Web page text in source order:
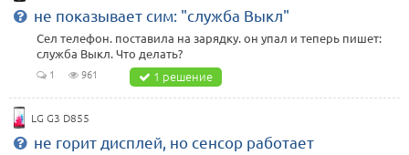
не показывает сим: "служба Выкл"
Сел телефон. поставила на зарядку. он упал и теперь пишет:
служба Выкл. Что делать?
1 961 1 решение
LG G3 D855
не горит дисплей, но сенсор работает